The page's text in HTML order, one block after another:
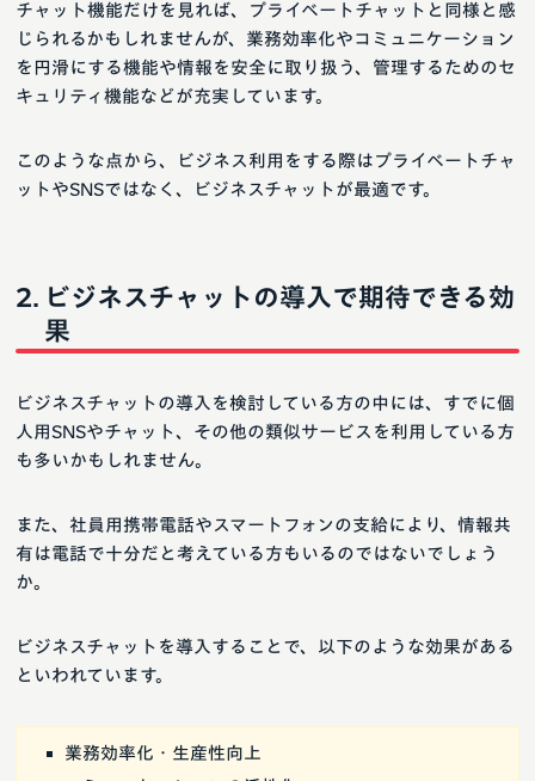
チャット機能だけを見れば、プライベートチャットと同様と感
じられるかもしれませんが、業務効率化やコミュニケーション
を円滑にする機能や情報を安全に取り扱う、管理するためのセ
キュリティ機能などが充実しています。
このような点から、ビジネス利用をする際はプライベートチャ
ットやSNSではなく、ビジネスチャットが最適です。
ビジネスチャットの導入で期待できる効
果
ビジネスチャットの導入を検討している方の中には、すでに個
人用SNSやチャット、その他の類似サービスを利用している方
も多いかもしれません。
また、社員用携帯電話やスマートフォンの支給により、情報共
有は電話で十分だと考えている方もいるのではないでしょう
か。
ビジネスチャットを導入することで、以下のような効果がある
といわれています。
業務効率化・生産性向上